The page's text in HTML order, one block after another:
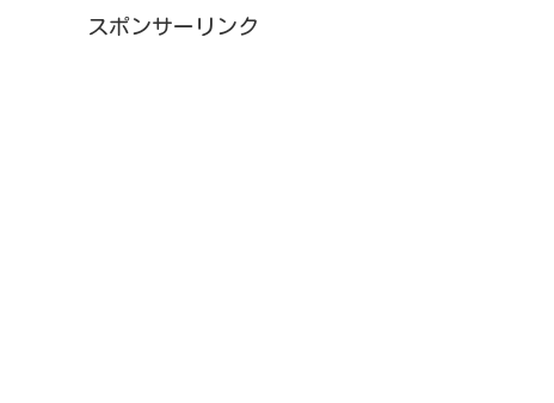
スポンサーリンク